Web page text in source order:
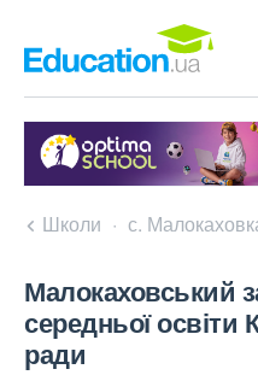
Школи с.
Малокаховський
середньої освіти
ради